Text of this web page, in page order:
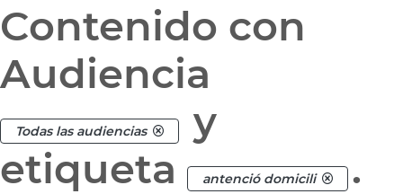
Contenido con
Audiencia
Todas las audiencias
y
etiqueta
antenció domicili .